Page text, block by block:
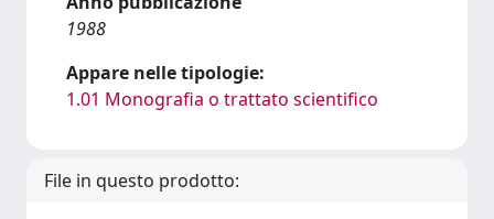
1988
Appare nelle tipologie:
1.01 Monografia o trattato scientifico
File in questo prodotto: